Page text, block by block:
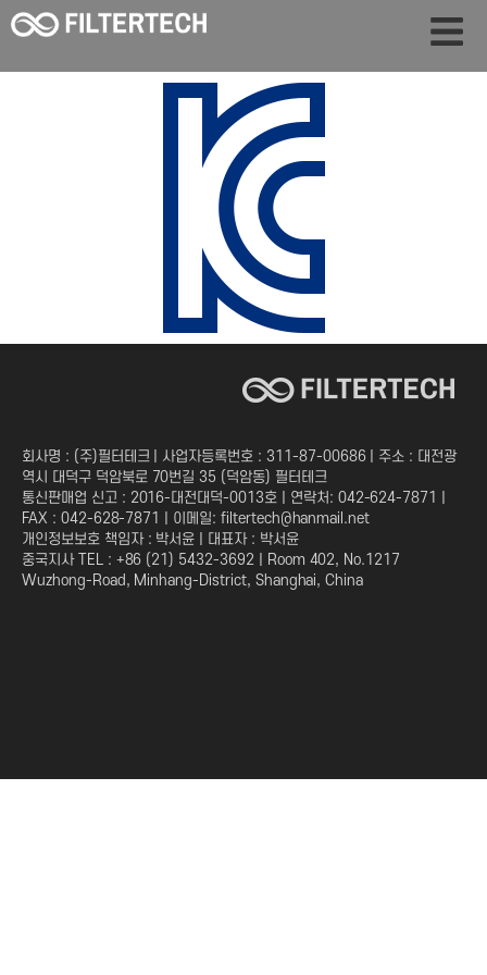
회사명 : (주)필터테크 | 사업자등록번호 : 311-87-00686 | 주소 : 대전광
역시 대덕구 덕암북로 70번길 35 (덕암동) 필터테크
통신판매업 신고 : 2016-대전대덕-0013호 | 연락처: 042-624-7871 |
FAX : 042-628-7871 | 이메일: filtertech@hanmail.net
개인정보보호 책임자 : 박서윤 | 대표자 : 박서윤
중국지사 TEL : +86 (21) 5432-3692 | Room 402, No.1217
Wuzhong-Road, Minhang-District, Shanghai, China